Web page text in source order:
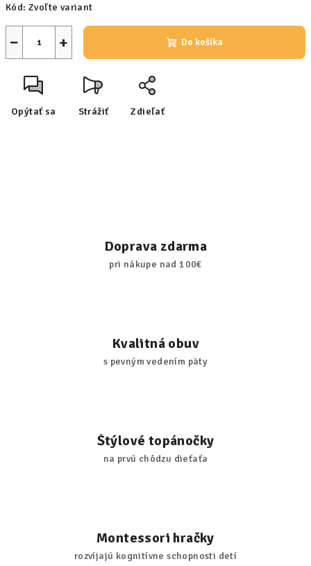
Kód: Zvoľte variant
+
− Do košíka
Opýtať sa Strážiť Zdieľať
Doprava zdarma
pri nákupe nad 100€
Kvalitná obuv
s pevným vedením päty
Štýlové topánočky
na prvú chôdzu dieťaťa
Montessori hračky
rozvíjajú kognitívne schopnosti detí